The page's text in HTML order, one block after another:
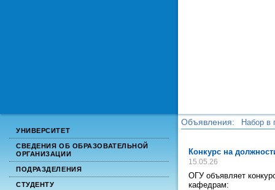
УНИВЕРСИТЕТ
СВЕДЕНИЯ ОБ ОБРАЗОВАТЕЛЬНОЙ
ОРГАНИЗАЦИИ
ПОДРАЗДЕЛЕНИЯ
СТУДЕНТУ
Объявления:
Набор в
Конкурс на
15.05.26
ОГУ объявляет
кафедрам: